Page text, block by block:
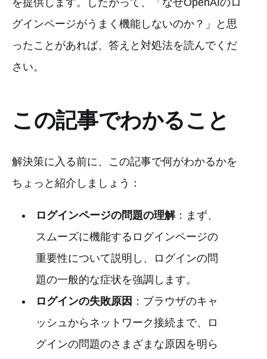
を提供します。したがって、「なぜOpenAIのロ
グインページがうまく機能しないのか？」と思
ったことがあれば、答えと対処法を読んでくだ
さい。
この記事でわかること
解決策に入る前に、この記事で何がわかるかを
ちょっと紹介しましょう：
ログインページの問題の理解：まず、
スムーズに機能するログインページの
重要性について説明し、ログインの問
題の一般的な症状を強調します。
ログインの失敗原因 ：ブラウザのキャ
ッシュからネットワーク接続まで、ロ
グインの問題のさまざまな原因を明ら